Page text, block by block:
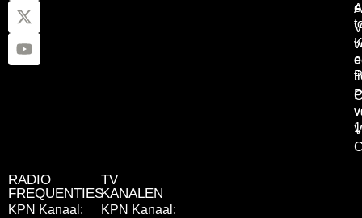
RADIO
FREQUENTIES
KPN Kanaal:
TV
KANALEN
KPN Kanaal: